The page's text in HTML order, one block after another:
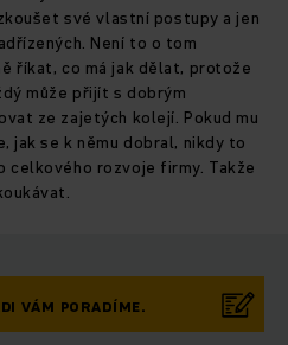
své vlastní postupy a jen
Není to o tom
říkat, co má jak dělat, protože
může přijít s dobrým
ze zajetých kolejí. Pokud mu
jak se k němu dobral, nikdy to
celkového rozvoje firmy. Takže
VÁM PORADÍME.